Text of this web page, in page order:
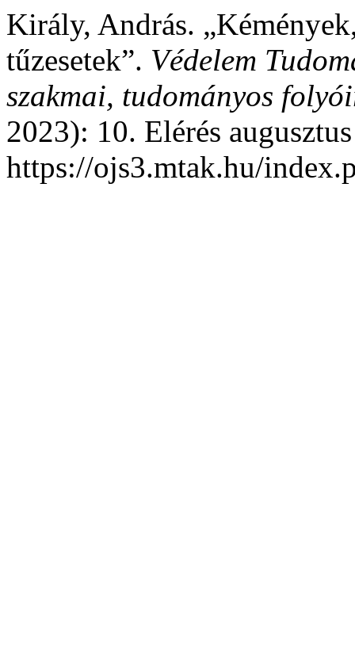
Király, András.
tűzesetek”. Védelem
szakmai, tudományos
2023): 10. Elérés
https://ojs3.mtak.hu/